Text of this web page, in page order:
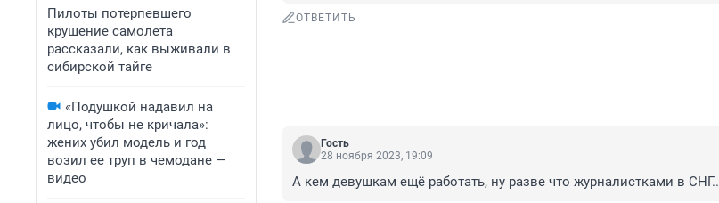
Пилоты потерпевшего
крушение самолета
рассказали, как выживали в
сибирской тайге
«Подушкой надавил на
лицо, чтобы не кричала»:
жених убил модель и год
возил ее труп в чемодане —
видео
ОТВЕТИТЬ
Гость
28 ноября 2023, 19:09
А кем девушкам ещё работать, ну разве что журналистками в СНГ..